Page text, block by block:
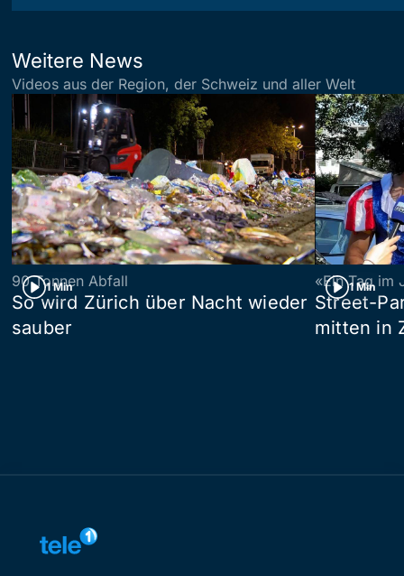
Weitere News
Videos aus der Region, der Schweiz und aller Welt
1 Min
90 Tonnen Abfall
So wird Zürich über Nacht wieder
sauber
1 Min
«Ein Tag im
Street-
mitten in